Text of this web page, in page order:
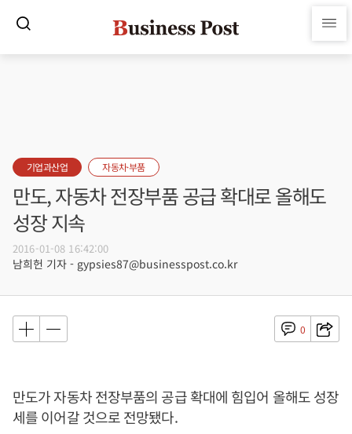
기업과산업 자동차·부품
만도, 자동차 전장부품 공급 확대로 올해도
성장 지속
2016-01-08 16:42:00
남희헌 기자 - gypsies87@businesspost.co.kr
0
만도가 자동차 전장부품의 공급 확대에 힘입어 올해도 성장
세를 이어갈 것으로 전망됐다.